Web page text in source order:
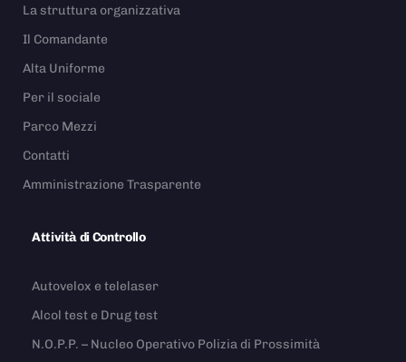
La struttura organizzativa
Il Comandante
Alta Uniforme
Per il sociale
Parco Mezzi
Contatti
Amministrazione Trasparente
Attività di Controllo
Autovelox e telelaser
Alcol test e Drug test
N.O.P.P. – Nucleo Operativo Polizia di Prossimità